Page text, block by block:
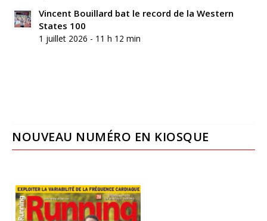
Vincent Bouillard bat le record de la Western
States 100
1 juillet 2026 - 11 h 12 min
NOUVEAU NUMÉRO EN KIOSQUE